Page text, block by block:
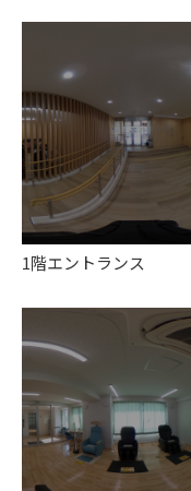
1階エントランス